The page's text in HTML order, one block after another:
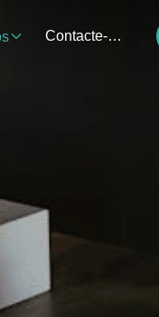
Contacte-Nos